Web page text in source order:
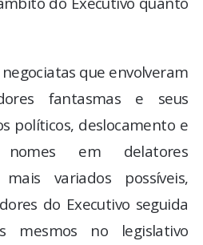
que envolveram
fantasmas e seus
políticos, deslocamento e
nomes em delatores
variados possíveis,
do Executivo seguida
mesmos no legislativo